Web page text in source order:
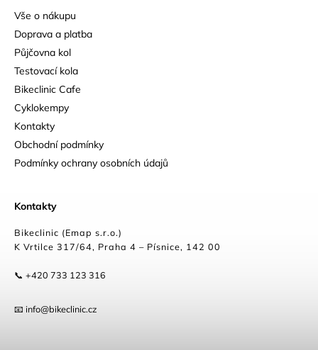
Vše o nákupu
Doprava a platba
Půjčovna kol
Testovací kola
Bikeclinic Cafe
Cyklokempy
Kontakty
Obchodní podmínky
Podmínky ochrany osobních údajů
Kontakty
Bikeclinic (Emap s.r.o.)
K Vrtilce 317/64, Praha 4 – Písnice, 142 00
📞 +420 733 123 316
📧 info@bikeclinic.cz